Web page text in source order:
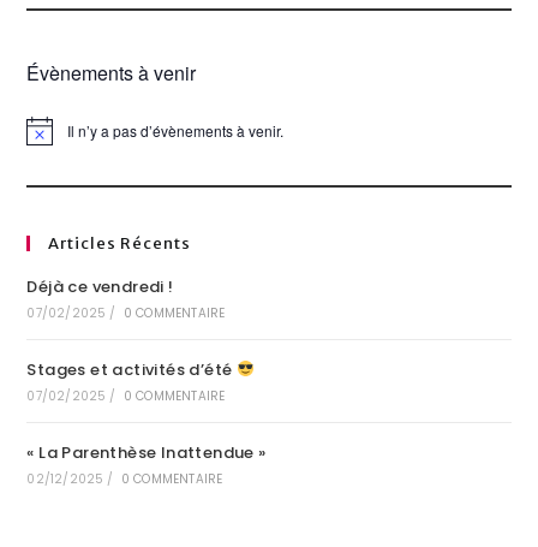
Évènements à venir
N
e
Il n’y a pas d’évènements à venir.
Articles Récents
Déjà ce vendredi !
07/02/2025 / 0 COMMENTAIRE
Stages et activités d’été
07/02/2025 / 0 COMMENTAIRE
« La Parenthèse Inattendue »
02/12/2025 / 0 COMMENTAIRE